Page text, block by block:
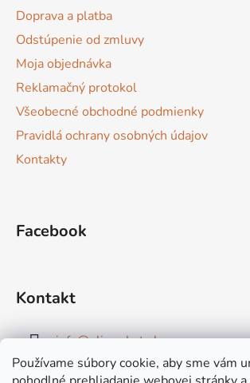
Používame súbory cookie, aby sme vám
Doprava a platba
Odstúpenie od zmluvy
Moja objednávka
Reklamačný protokol
Všeobecné obchodné podmienky
Pravidlá ochrany osobných údajov
Kontakty
Facebook
Kontakt
info@elimarket.sk
+421915544828